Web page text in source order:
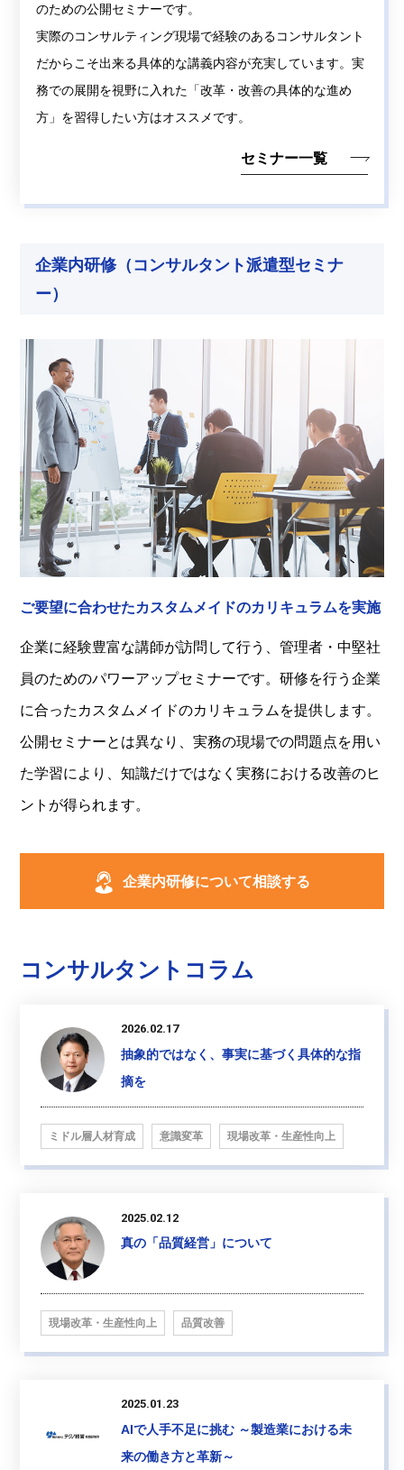
のための公開セミナーです。
実際のコンサルティング現場で経験のあるコンサルタント
だからこそ出来る具体的な講義内容が充実しています。実
務での展開を視野に入れた「改革・改善の具体的な進め
方」を習得したい方はオススメです。
セミナー一覧
企業内研修（コンサルタント派遣型セミナ
ー）
ご要望に合わせたカスタムメイドのカリキュラムを実施
企業に経験豊富な講師が訪問して行う、管理者・中堅社
員のためのパワーアップセミナーです。研修を行う企業
に合ったカスタムメイドのカリキュラムを提供します。
公開セミナーとは異なり、実務の現場での問題点を用い
た学習により、知識だけではなく実務における改善のヒ
ントが得られます。
企業内研修について相談する
コンサルタントコラム
2026.02.17
抽象的ではなく、事実に基づく具体的な指
摘を
ミドル層人材育成 意識変革 現場改革・生産性向上
2025.02.12
真の「品質経営」について
現場改革・生産性向上 品質改善
2025.01.23
AIで人手不足に挑む ～製造業における未
来の働き方と革新～